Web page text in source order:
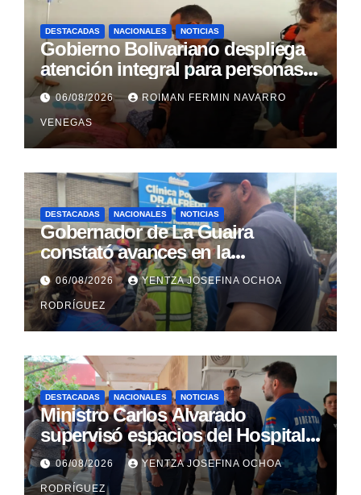
DESTACADAS NACIONALES NOTICIAS
Gobierno Bolivariano despliega
atención integral para personas
con discapacidad en
campamentos de La Guaira
06/08/2026 ROIMAN FERMIN NAVARRO
VENEGAS
DESTACADAS NACIONALES NOTICIAS
Gobernador de La Guaira
constató avances en la
rehabilitación del Hospitalito de
Catia la Mar
06/08/2026 YENTZA JOSEFINA OCHOA
RODRÍGUEZ
DESTACADAS NACIONALES NOTICIAS
Ministro Carlos Alvarado
supervisó espacios del Hospital
Dermatológico Dr. Martín Vegas
en La Guaira
06/08/2026 YENTZA JOSEFINA OCHOA
RODRÍGUEZ